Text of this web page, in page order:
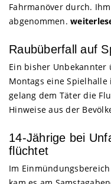
Fahrmanöver durch.
abgenommen.
Raubüberfall auf
Ein bisher
Montags eine
gelang dem Täter die
Hinweise aus der
14-Jährige bei
flüchtet
Im